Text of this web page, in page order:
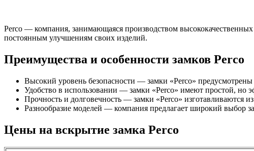
Perco — компания, занимающаяся производством
постоянным улучшениям своих изделий.
Преимущества и особенности замков Perco
Высокий уровень безопасности — замки «Perco»
Удобство в использовании — замки «Perco» имеют простой, но
Прочность и долговечность — замки «Perco» изготавливаются
Разнообразие моделей — компания предлагает широкий
Цены на вскрытие замка Perco